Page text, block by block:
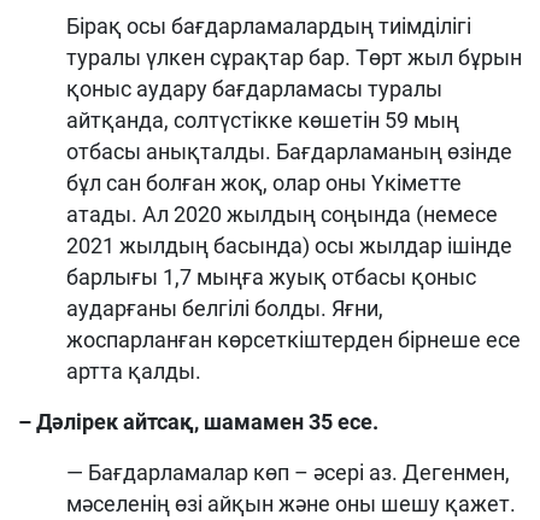
Бірақ осы бағдарламалардың тиімділігі
туралы үлкен сұрақтар бар. Төрт жыл бұрын
қоныс аудару бағдарламасы туралы
айтқанда, солтүстікке көшетін 59 мың
отбасы анықталды. Бағдарламаның өзінде
бұл сан болған жоқ, олар оны Үкіметте
атады. Ал 2020 жылдың соңында (немесе
2021 жылдың басында) осы жылдар ішінде
барлығы 1,7 мыңға жуық отбасы қоныс
аударғаны белгілі болды. Яғни,
жоспарланған көрсеткіштерден бірнеше есе
артта қалды.
– Дәлірек айтсақ, шамамен 35 есе.
— Бағдарламалар көп – әсері аз. Дегенмен,
мәселенің өзі айқын және оны шешу қажет.